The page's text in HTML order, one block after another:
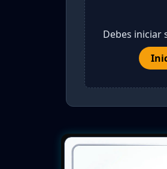
Debes iniciar